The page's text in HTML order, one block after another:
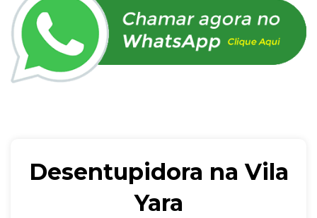
Desentupidora na Vila
Yara